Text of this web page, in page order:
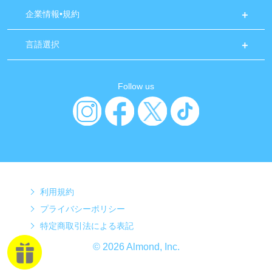
企業情報•規約
言語選択
Follow us
利用規約
プライバシーポリシー
特定商取引法による表記
© 2026 Almond, Inc.